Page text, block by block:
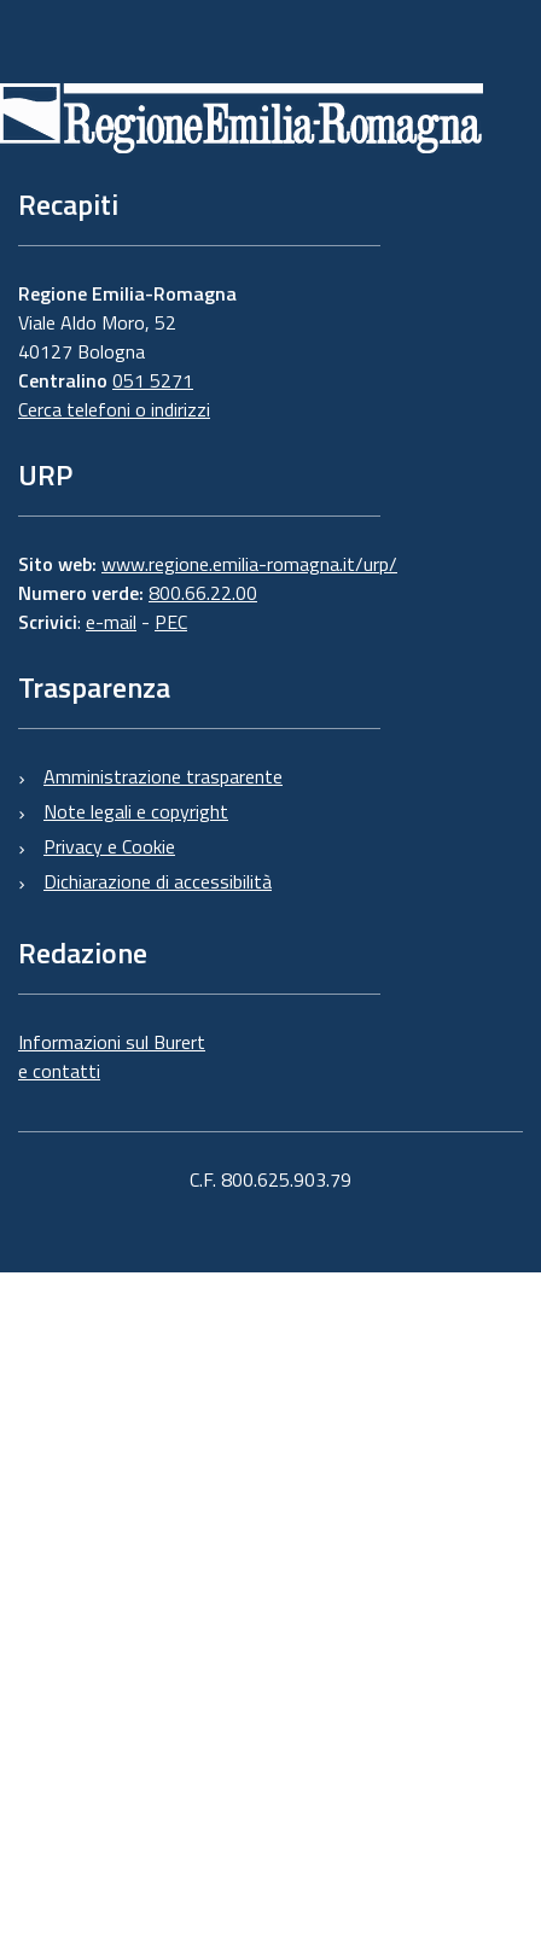
di
pagina
Recapiti
Regione Emilia-Romagna
Viale Aldo Moro, 52
40127 Bologna
Centralino 051 5271
Cerca telefoni o indirizzi
URP
Sito web: www.regione.emilia-romagna.it/urp/
Numero verde: 800.66.22.00
Scrivici: e-mail - PEC
Trasparenza
Amministrazione trasparente
Note legali e copyright
Privacy e Cookie
Dichiarazione di accessibilità
Redazione
Informazioni sul Burert
e contatti
C.F. 800.625.903.79